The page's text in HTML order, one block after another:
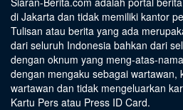
di Jakarta dan tidak memiliki kantor
Tulisan atau berita yang ada
dari seluruh Indonesia bahkan dari
dengan oknum yang meng-atas-
dengan mengaku sebagai wartawan,
wartawan dan tidak mengeluarkan
Kartu Pers atau Press ID Card.